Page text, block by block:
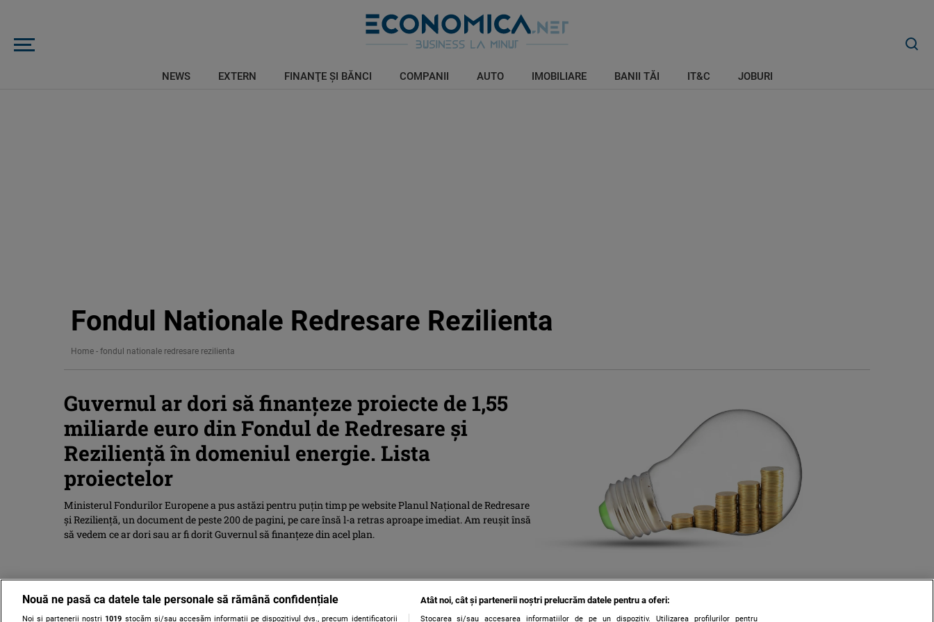
NEWS EXTERN FINANŢE ŞI BĂNCI COMPANII AUTO IMOBILIARE BANII TĂI IT&C JOBURI
Fondul Nationale Redresare Rezilienta
Home - fondul nationale redresare rezilienta
Guvernul ar dori să finanțeze proiecte de 1,55
miliarde euro din Fondul de Redresare și
Reziliență în domeniul energie. Lista
proiectelor
Ministerul Fondurilor Europene a pus astăzi pentru puțin timp pe website Planul Național de Redresare
și Reziliență, un document de peste 200 de pagini, pe care însă l-a retras aproape imediat. Am reușit însă
să vedem ce ar dori sau ar fi dorit Guvernul să finanțeze din acel plan.
Nouă ne pasă ca datele tale personale să rămână confidențiale
Noi și partenerii noștri1019 stocăm și/sau accesăm informații pe dispozitivul dvs., precum identificatorii
Atât noi, cât și partenerii noștri prelucrăm datele pentru a oferi:
Stocarea și/sau accesarea informațiilor de pe un dispozitiv. Utilizarea profilurilor pentru